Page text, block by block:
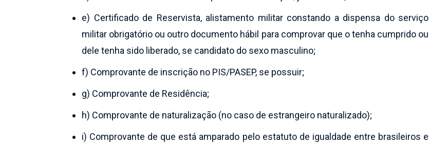
e) Certificado de Reservista, alistamento militar constando a dispensa do serviço
militar obrigatório ou outro documento hábil para comprovar que o tenha cumprido ou
dele tenha sido liberado, se candidato do sexo masculino;
f) Comprovante de inscrição no PIS/PASEP, se possuir;
g) Comprovante de Residência;
h) Comprovante de naturalização (no caso de estrangeiro naturalizado);
i) Comprovante de que está amparado pelo estatuto de igualdade entre brasileiros e